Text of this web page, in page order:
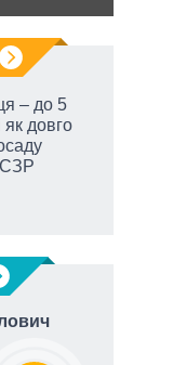
– до 5
як довго
СЗР